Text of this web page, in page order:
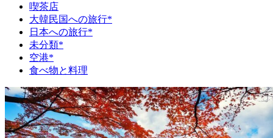
喫茶店
大韓民国への旅行*
日本への旅行*
未分類*
空港*
食べ物と料理